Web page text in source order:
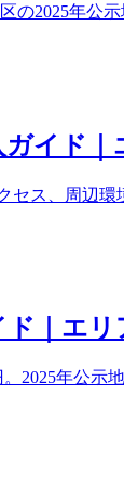
の2025年公
イド
ス、周辺
｜エ
2025年公